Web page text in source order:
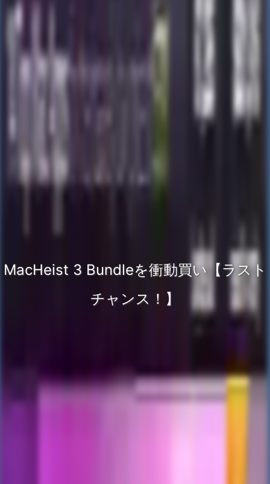
MacHeist 3 Bundleを衝動買い【ラスト
チャンス！】